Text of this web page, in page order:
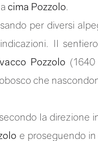
cima Pozzolo.
per diversi
Il
Pozzolo(1640
che
la direzione
e proseguendo